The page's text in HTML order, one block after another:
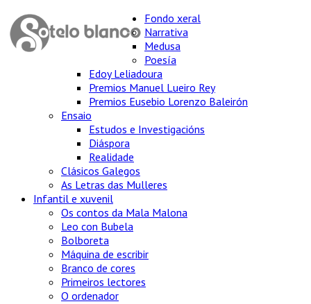
Fondo xeral
Narrativa
Medusa
Poesía
Edoy Leliadoura
Premios Manuel Lueiro Rey
Premios Eusebio Lorenzo Baleirón
Ensaio
Estudos e Investigacións
Diáspora
Realidade
Clásicos Galegos
As Letras das Mulleres
Infantil e xuvenil
Os contos da Mala Malona
Leo con Bubela
Bolboreta
Máquina de escribir
Branco de cores
Primeiros lectores
O ordenador